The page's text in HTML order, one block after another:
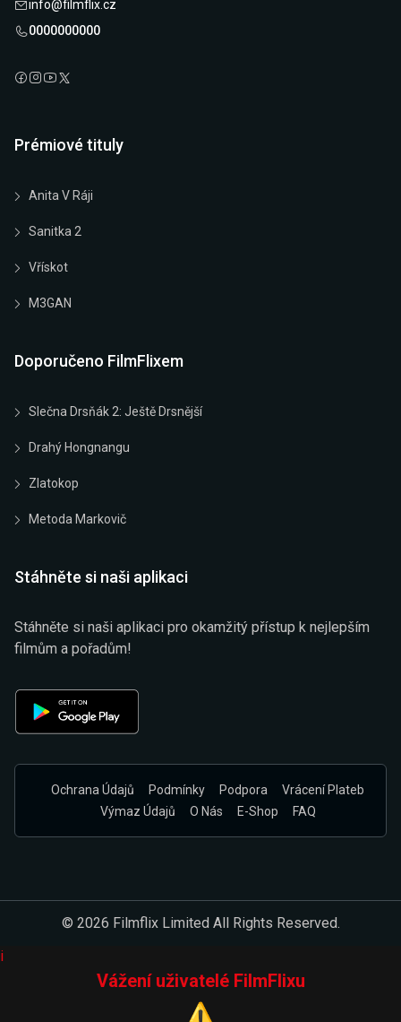
info@filmflix.cz
0000000000
Prémiové tituly
Anita V Ráji
Sanitka 2
Vřískot
M3GAN
Doporučeno FilmFlixem
Slečna Drsňák 2: Ještě Drsnější
Drahý Hongnangu
Zlatokop
Metoda Markovič
Stáhněte si naši aplikaci
Stáhněte si naši aplikaci pro okamžitý přístup k nejlepším
filmům a pořadům!
Ochrana Údajů Podmínky Podpora
Vrácení Plateb
Výmaz Údajů
O Nás E-Shop FAQ
© 2026 Filmflix Limited All Rights Reserved.
i
Vážení uživatelé FilmFlixu